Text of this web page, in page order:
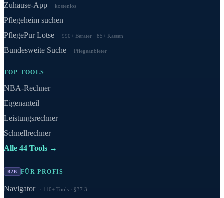
Zuhause-App
kostenlos
Pflegeheim suchen
PflegePur Lotse
990+ Berater · 85+ Kassen
Bundesweite Suche Pflegeanbieter
TOP-TOOLS
NBA-Rechner
Eigenanteil
Leistungsrechner
Schnellrechner
Alle 44 Tools →
B2B FÜR PROFIS
Navigator 110+ Tools · §37.3